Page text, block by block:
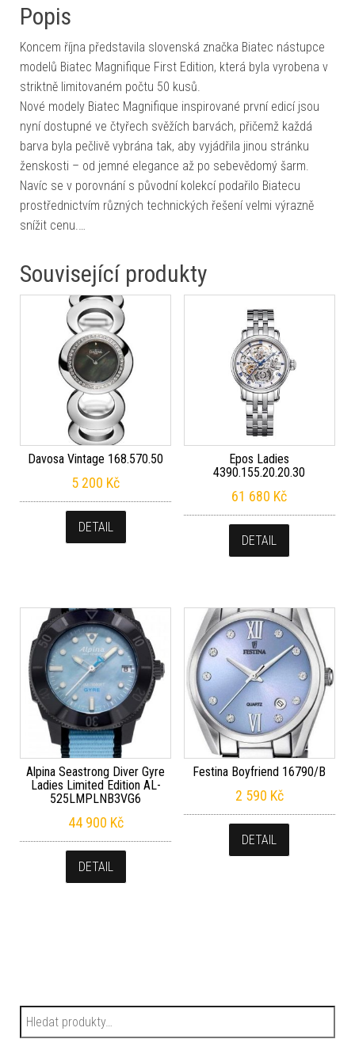
Popis
Koncem října představila slovenská značka Biatec nástupce
modelů Biatec Magnifique First Edition, která byla vyrobena v
striktně limitovaném počtu 50 kusů.
Nové modely Biatec Magnifique inspirované první edicí jsou
nyní dostupné ve čtyřech svěžích barvách, přičemž každá
barva byla pečlivě vybrána tak, aby vyjádřila jinou stránku
ženskosti – od jemné elegance až po sebevědomý šarm.
Navíc se v porovnání s původní kolekcí podařilo Biatecu
prostřednictvím různých technických řešení velmi výrazně
snížit cenu.…
Související produkty
Davosa Vintage 168.570.50
5 200 Kč
DETAIL
Epos Ladies
4390.155.20.20.30
61 680 Kč
DETAIL
Alpina Seastrong Diver Gyre
Ladies Limited Edition AL-
525LMPLNB3VG6
44 900 Kč
DETAIL
Festina Boyfriend 16790/B
2 590 Kč
DETAIL
Hledat: